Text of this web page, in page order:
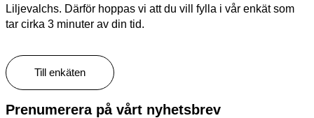
Liljevalchs. Därför hoppas vi att du vill fylla i vår enkät som
tar cirka 3 minuter av din tid.
Till enkäten
Prenumerera på vårt nyhetsbrev